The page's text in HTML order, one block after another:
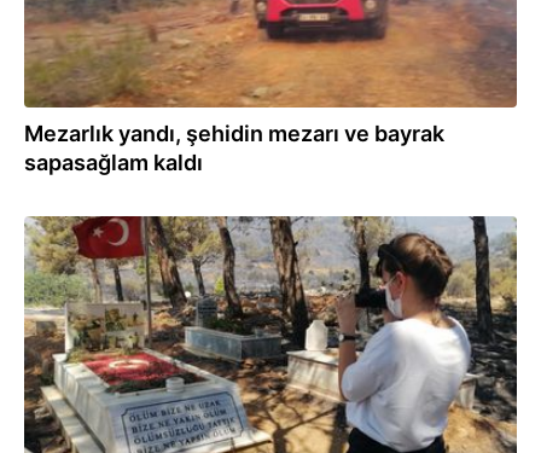
Mezarlık yandı, şehidin mezarı ve bayrak
sapasağlam kaldı
30.07.2021